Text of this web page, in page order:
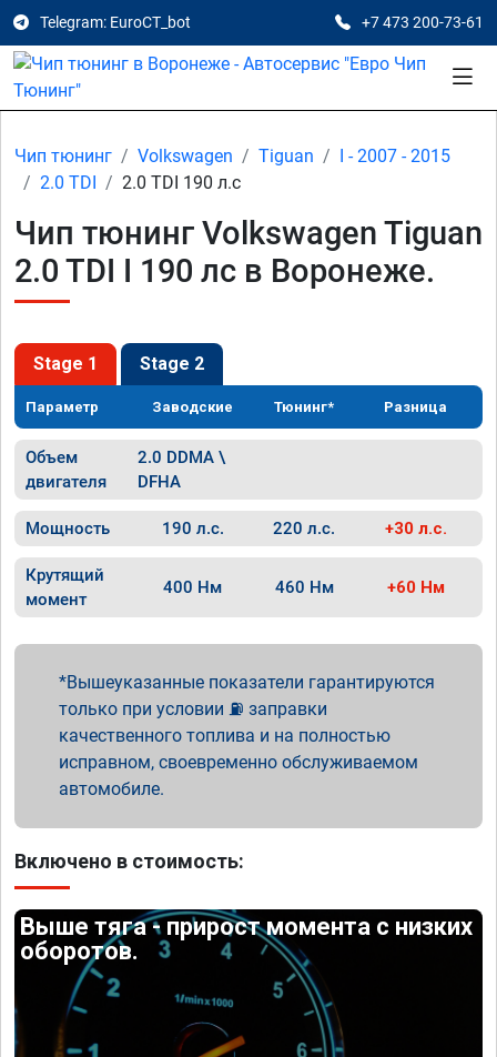
Telegram: EuroCT_bot +7 473 200-73-61
Чип тюнинг Volkswagen Tiguan
I - 2007 - 2015
2.0 TDI
2.0 TDI 190 л.с
Чип тюнинг Volkswagen Tiguan
2.0 TDI I 190 лс в Воронеже.
Stage 1 Stage 2
Параметр Заводские Тюнинг* Разница
Объем
двигателя
2.0 DDMA \
DFHA
Мощность 190 л.с. 220 л.с. +30 л.с.
Крутящий
момент
400 Нм 460 Нм +60 Нм
Вышеуказанные показатели гарантируются
только при условии ⛽ заправки
качественного топлива и на полностью
исправном, своевременно обслуживаемом
автомобиле.
Включено в стоимость:
Выше тяга - прирост момента с низких
оборотов.